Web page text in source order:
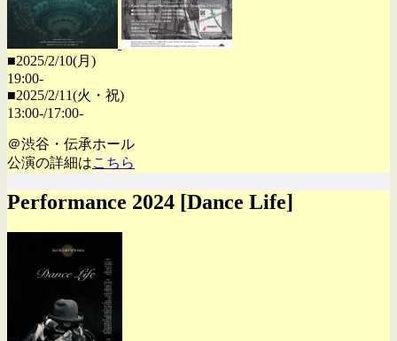
■2025/2/10(月)
19:00-
■2025/2/11(火・祝)
13:00-/17:00-
＠渋谷・伝承ホール
公演の詳細はこちら
Performance 2024 [Dance Life]